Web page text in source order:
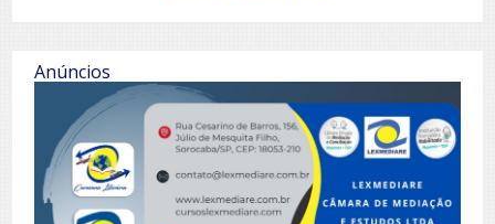
Anúncios